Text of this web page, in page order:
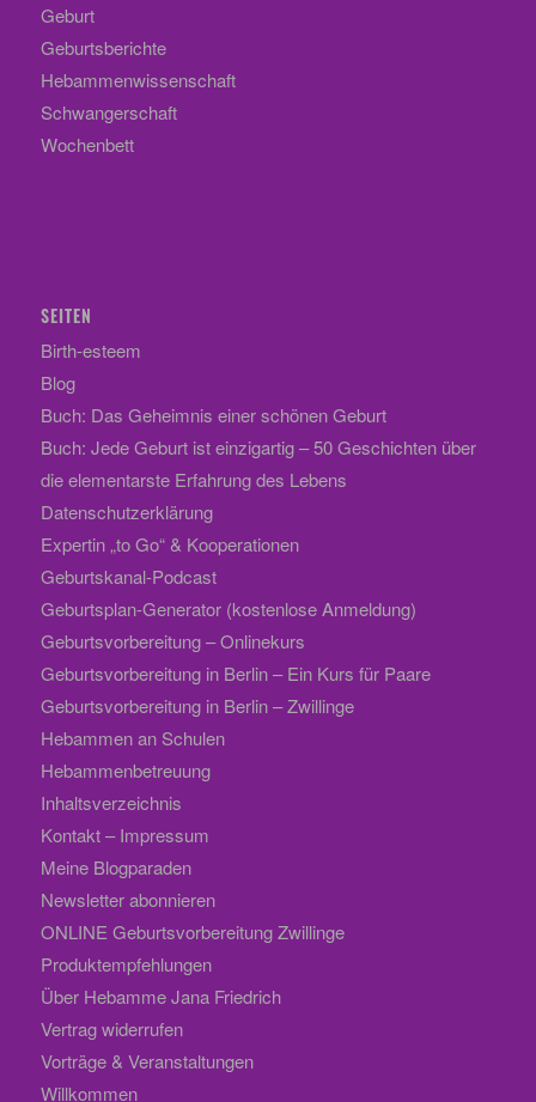
Geburt
Geburtsberichte
Hebammenwissenschaft
Schwangerschaft
Wochenbett
SEITEN
Birth-esteem
Blog
Buch: Das Geheimnis einer schönen Geburt
Buch: Jede Geburt ist einzigartig – 50 Geschichten über
die elementarste Erfahrung des Lebens
Datenschutzerklärung
Expertin „to Go“ & Kooperationen
Geburtskanal-Podcast
Geburtsplan-Generator (kostenlose Anmeldung)
Geburtsvorbereitung – Onlinekurs
Geburtsvorbereitung in Berlin – Ein Kurs für Paare
Geburtsvorbereitung in Berlin – Zwillinge
Hebammen an Schulen
Hebammenbetreuung
Inhaltsverzeichnis
Kontakt – Impressum
Meine Blogparaden
Newsletter abonnieren
ONLINE Geburtsvorbereitung Zwillinge
Produktempfehlungen
Über Hebamme Jana Friedrich
Vertrag widerrufen
Vorträge & Veranstaltungen
Willkommen